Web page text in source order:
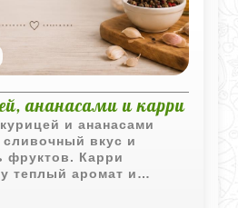
ананасами и карри
и ананасами
сливочный вкус и
фруктов. Карри
теплый аромат и
ярким и необычным.